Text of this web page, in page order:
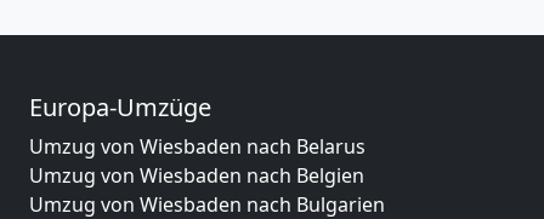
Europa-Umzüge
Umzug von Wiesbaden nach Belarus
Umzug von Wiesbaden nach Belgien
Umzug von Wiesbaden nach Bulgarien